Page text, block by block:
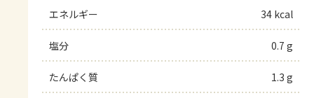
エネルギー 34 kcal
塩分 0.7 g
たんぱく質 1.3 g